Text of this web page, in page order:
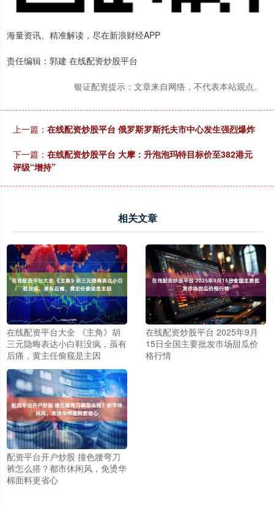
海量资讯、精准解读，尽在新浪财经APP
责任编辑：郭建 在线配资炒股平台
银证配资提示：文章来自网络，不代表本站观点。
上一篇： 在线配资炒股平台 俄罗斯罗斯托夫市中心发生强烈爆炸
下一篇： 在线配资炒股平台 大摩：升泡泡玛特目标价至382港元
评级“增持”
相关文章
在线配资平台大全 《主角》胡
三元隐晦表达小白鞋没疯，虽有
后痛，黄主任偷窥是主因
在线配资炒股平台 2025年9月
15日全国主要批发市场甜瓜价
格行情
配资平台开户炒股 撞色腰弯刀
裤怎么搭？都市休闲风，免烫华
棉面料更省心